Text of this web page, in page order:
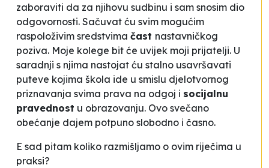
zaboraviti da za njihovu sudbinu i sam snosim dio
odgovornosti. Sačuvat ću svim mogućim
raspoloživim sredstvima čast nastavničkog
poziva. Moje kolege bit će uvijek moji prijatelji. U
saradnji s njima nastojat ću stalno usavršavati
puteve kojima škola ide u smislu djelotvornog
priznavanja svima prava na odgoj i socijalnu
pravednost u obrazovanju. Ovo svečano
obećanje dajem potpuno slobodno i časno.
E sad pitam koliko razmišljamo o ovim riječima u
praksi?